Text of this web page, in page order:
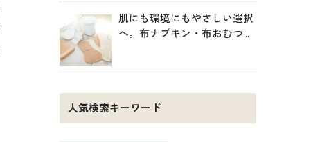
肌にも環境にもやさしい選択
へ。布ナプキン・布おむつの
人気検索キーワード